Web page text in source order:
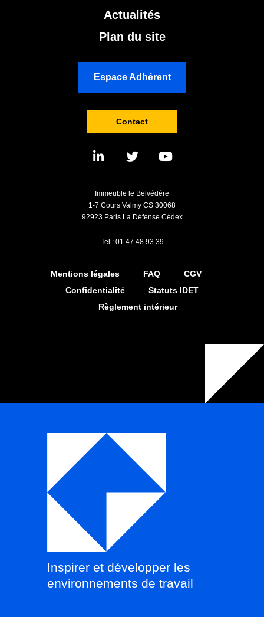
Actualités
Plan du site
Espace Adhérent
Contact
Immeuble le Belvédère
1-7 Cours Valmy CS 30068
92923 Paris La Défense Cédex
Tel : 01 47 48 93 39
Mentions légales FAQ
CGV
Confidentialité
Statuts IDET
Règlement intérieur
Inspirer et développer les
environnements de travail